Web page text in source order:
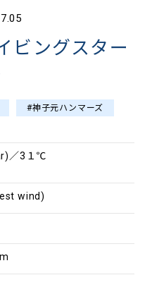
ビングスター
#神子元ハンマーズ
／3１℃
wind)